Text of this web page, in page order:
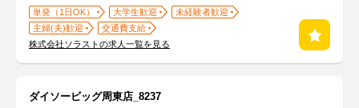
単発（1日OK） 大学生歓迎
未経験者歓迎
主婦(夫)歓迎
交通費支給
株式会社ソラストの求人一覧を見る
ダイソービッグ周東店_8237